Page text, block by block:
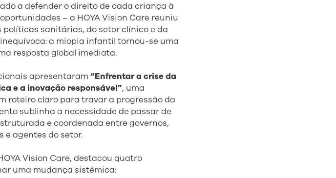
a defender o direito de cada criança à
– a HOYA Vision Care reuniu
sanitárias, do setor clínico e da
a miopia infantil tornou-se uma
resposta global imediata.
apresentaram“Enfrentar a crise da
e a inovação responsável”, uma
roteiro claro para travar a progressão da
sublinha a necessidade de passar de
e coordenada entre governos,
e agentes do setor.
Vision Care, destacou quatro
uma mudança sistémica: